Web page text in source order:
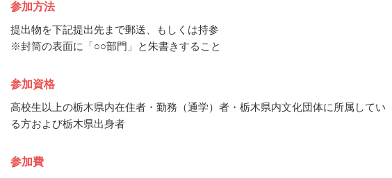
参加方法
提出物を下記提出先まで郵送、もしくは持参
※封筒の表面に「○○部門」と朱書きすること
参加資格
高校生以上の栃木県内在住者・勤務（通学）者・栃木県内文化団体に所属してい
る方および栃木県出身者
参加費